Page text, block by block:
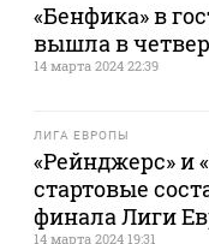
«Бенфика» в
вышла в
14 марта 2024 22:39
ЛИГА ЕВРОПЫ
«Рейнджерс» и
стартовые
финала Лиги
14 марта 2024 19:31